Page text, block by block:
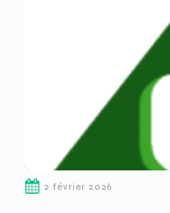
2 février 2026